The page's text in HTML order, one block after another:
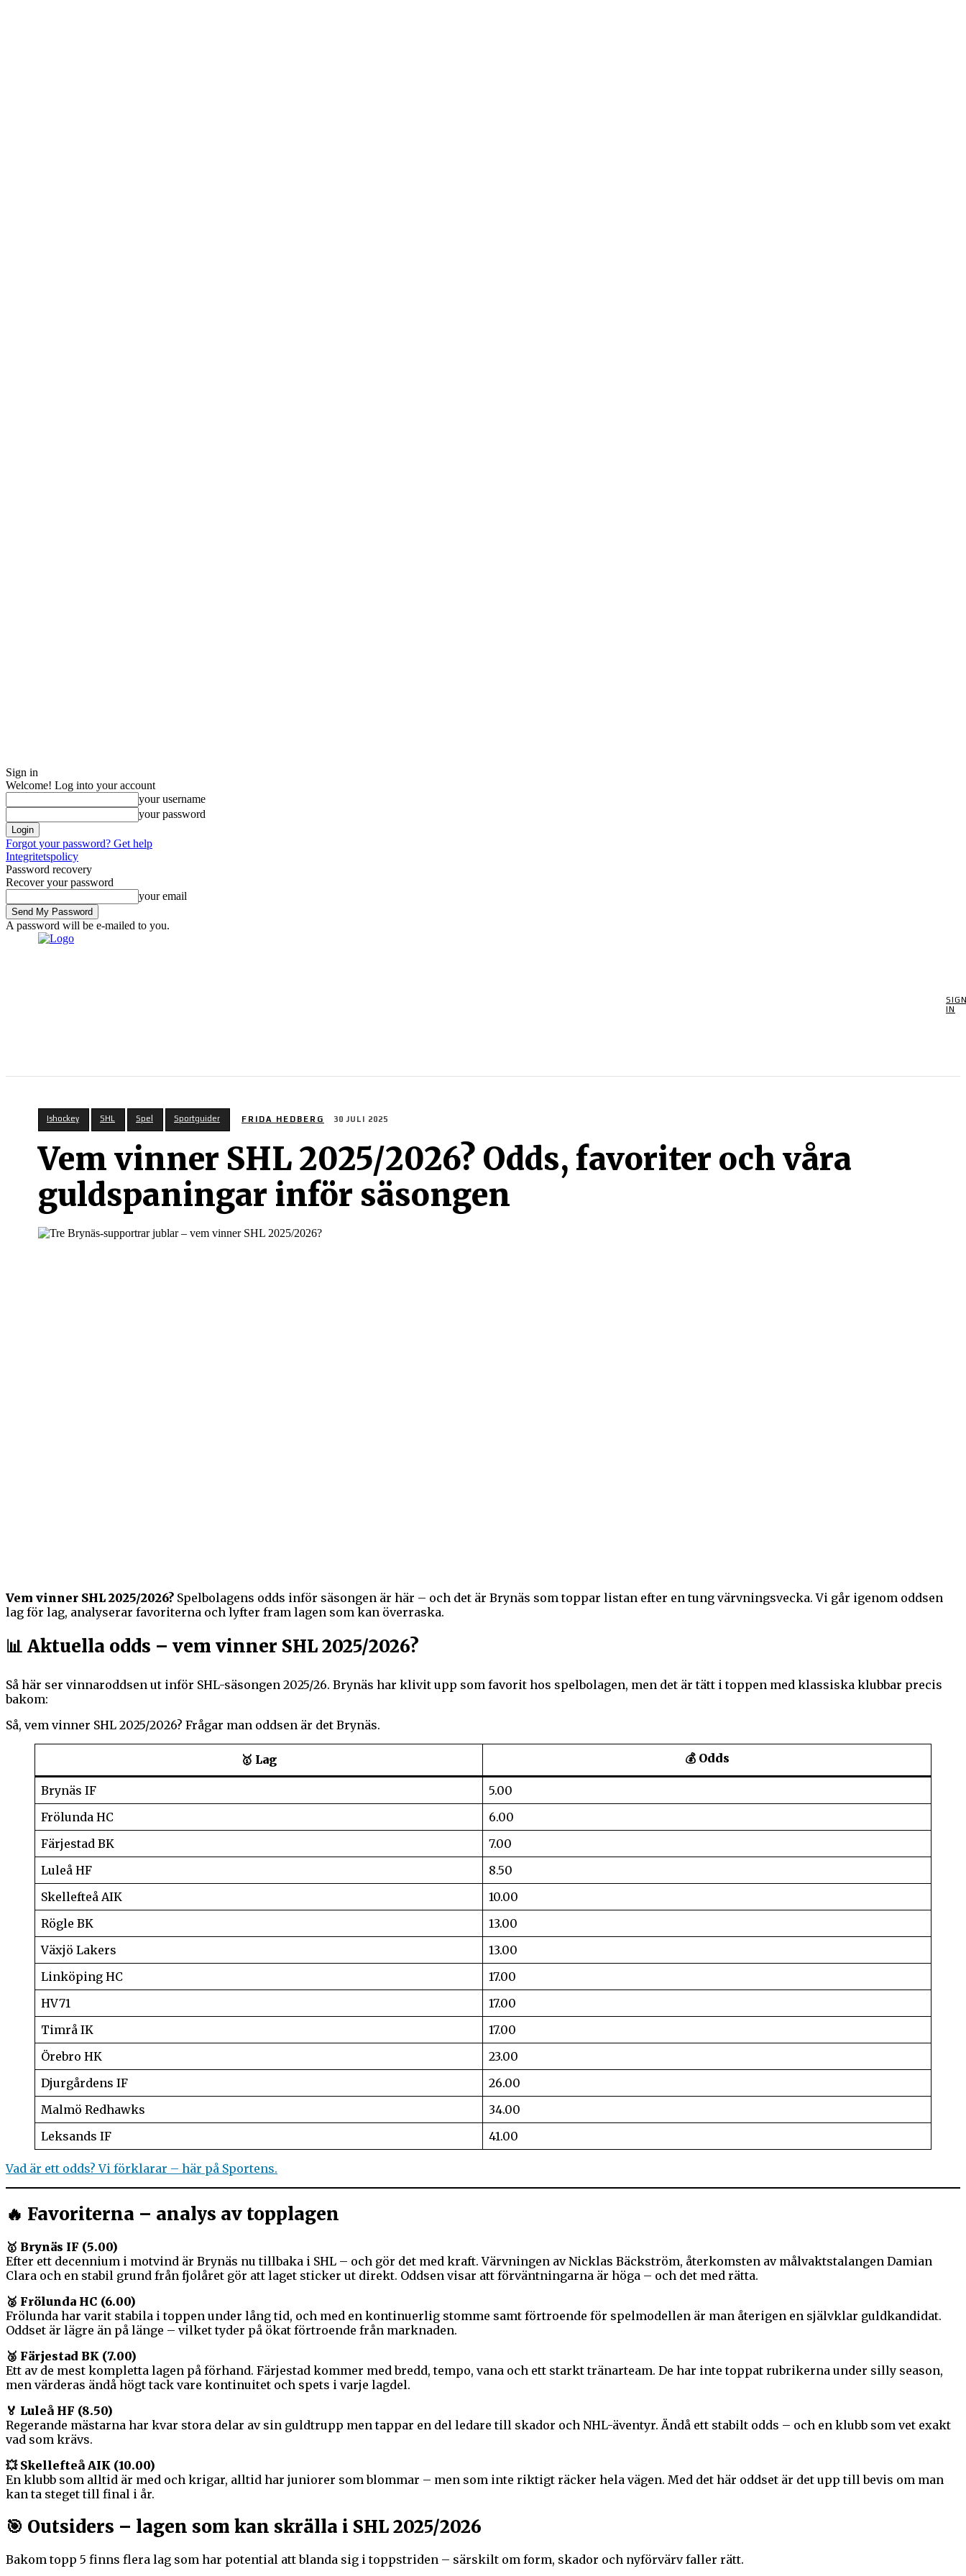
Sign in
Welcome! Log into your account
your username
your password
Forgot your password? Get help
Integritetspolicy
Password recovery
Recover your password
your email
A password will be e-mailed to you.
IN
Ishockey SHL Spel Sportguider FRIDA HEDBERG 30 JULI 2025
Vem vinner SHL 2025/2026? Odds, favoriter och våra
guldspaningar inför säsongen
Vem vinner SHL 2025/2026? Spelbolagens odds inför säsongen är här – och det är Brynäs som toppar listan efter en tung värvningsvecka. Vi går igenom oddsen
lag för lag, analyserar favoriterna och lyfter fram lagen som kan överraska.
📊 Aktuella odds – vem vinner SHL 2025/2026?
Så här ser vinnaroddsen ut inför SHL-säsongen 2025/26. Brynäs har klivit upp som favorit hos spelbolagen, men det är tätt i toppen med klassiska klubbar precis
bakom:
Så, vem vinner SHL 2025/2026? Frågar man oddsen är det Brynäs.
🥇 Lag 💰 Odds
Brynäs IF
5.00
Frölunda HC
6.00
Färjestad BK
7.00
Luleå HF
8.50
Skellefteå AIK
10.00
Rögle BK
13.00
Växjö Lakers
13.00
Linköping HC
17.00
HV71
17.00
Timrå IK
17.00
Örebro HK
23.00
Djurgårdens IF
26.00
Malmö Redhawks
34.00
Leksands IF
41.00
Vad är ett odds? Vi förklarar – här på Sportens.
🔥 Favoriterna – analys av topplagen
🥇 Brynäs IF (5.00)
Efter ett decennium i motvind är Brynäs nu tillbaka i SHL – och gör det med kraft. Värvningen av Nicklas Bäckström, återkomsten av målvaktstalangen Damian
Clara och en stabil grund från fjolåret gör att laget sticker ut direkt. Oddsen visar att förväntningarna är höga – och det med rätta.
🥈 Frölunda HC (6.00)
Frölunda har varit stabila i toppen under lång tid, och med en kontinuerlig stomme samt förtroende för spelmodellen är man återigen en självklar guldkandidat.
Oddset är lägre än på länge – vilket tyder på ökat förtroende från marknaden.
🥉 Färjestad BK (7.00)
Ett av de mest kompletta lagen på förhand. Färjestad kommer med bredd, tempo, vana och ett starkt tränarteam. De har inte toppat rubrikerna under silly season,
men värderas ändå högt tack vare kontinuitet och spets i varje lagdel.
🏅 Luleå HF (8.50)
Regerande mästarna har kvar stora delar av sin guldtrupp men tappar en del ledare till skador och NHL-äventyr. Ändå ett stabilt odds – och en klubb som vet exakt
vad som krävs.
💥 Skellefteå AIK (10.00)
En klubb som alltid är med och krigar, alltid har juniorer som blommar – men som inte riktigt räcker hela vägen. Med det här oddset är det upp till bevis om man
kan ta steget till final i år.
🎯 Outsiders – lagen som kan skrälla i SHL 2025/2026
Bakom topp 5 finns flera lag som har potential att blanda sig i toppstriden – särskilt om form, skador och nyförvärv faller rätt.